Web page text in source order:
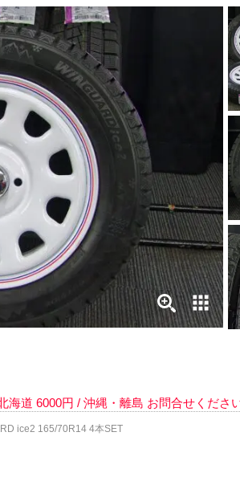
道 6000円 / 沖縄・離島 お問合せくださ
ice2 165/70R14 4本SET